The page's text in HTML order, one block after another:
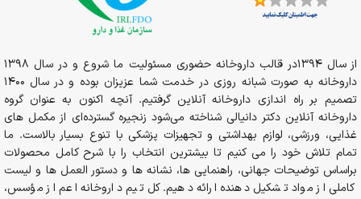
از سال 1394در قالب داروخانه حضوری مسئولیت ما شروع و در سال 1398
داروخانه به صورت شبانه روزی در خدمت شما عزیزان بوده و در سال 1400
تصمیم بر راه اندازی داروخانه آنلاین گرفتیم. آنچه اکنون به عنوان گروه
داروخانه آنلاین دکتر دانیالی شناخته می‌شود زنجیره گسترده‌ای از مکمل های
غذایی، ورزشی، لوازم بهداشتی و تجهیزات پزشکی با تنوع بسیار بالاست. ما
تمام تلاش خود را می کنیم تا بیشترین انتخاب را با شرح کامل محصولات
براساس توضیحات جهانی، راهنمایی ها، نشانه ها و دستور العمل ها و لیست
کاملی از مواد تشکیل دهنده ارائه دهیم. کل تیم داروخانه اعم از مؤسس،